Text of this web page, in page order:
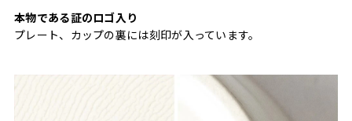
本物である証のロゴ入り
プレート、カップの裏には刻印が入っています。